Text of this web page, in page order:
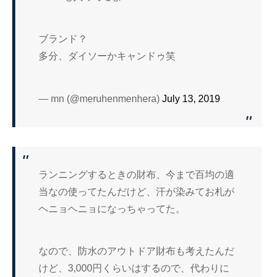
ブランド？
多分、ダイソーかキャンドゥ笑
— mn (@meruhenmenhera)July 13, 2019
ランニングするときの財布、今まで百均の適
当なの使ってたんだけど、汗が染みてお札が
ヘニョヘニョになっちゃってた。
なので、防水のアウトドア財布も考えたんだ
けど、3,000円くらいはするので、代わりに